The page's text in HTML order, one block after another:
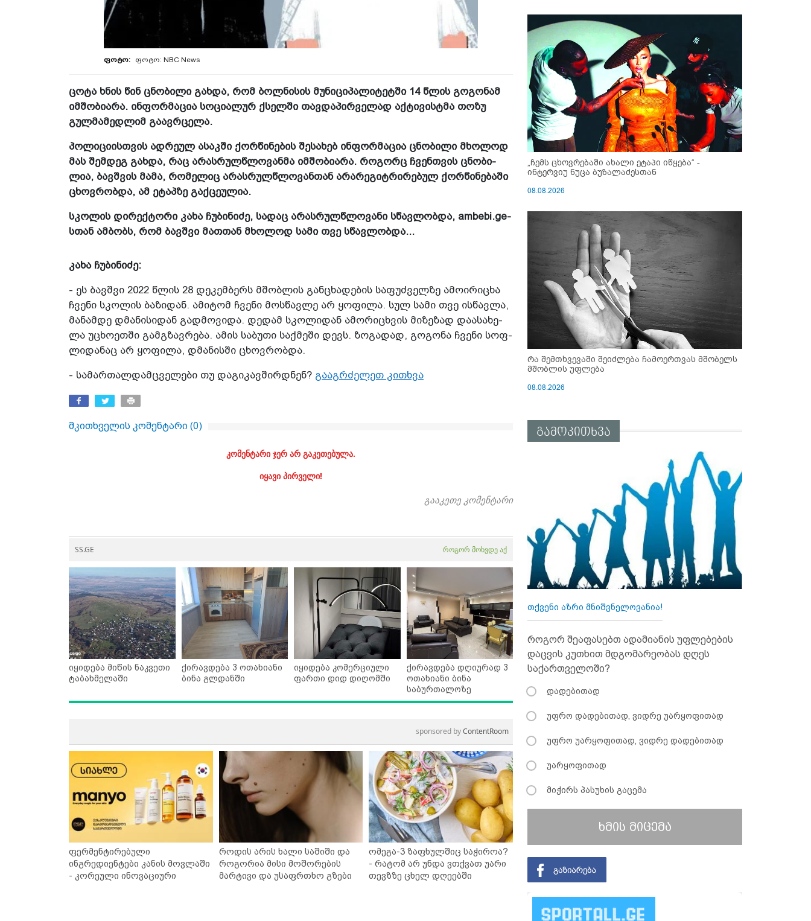
ფოტო: NBC News
ცოტა ხნის წინ ცნო­ბი­ლი გახ­და, რომ ბოლ­ნი­სის მუ­ნი­ცი­პა­ლი­ტეტ­ში 14 წლის გო­გო­ნამ
იმ­შო­ბი­ა­რა. ინ­ფორ­მა­ცია სო­ცი­ა­ლურ ქსელ­ში თავ­და­პირ­ვე­ლად აქ­ტი­ვის­ტმა თოზუ
გულ­მა­მედ­ლიმ გა­ავ­რცე­ლა.
პო­ლი­ცი­ის­თვის ად­რე­ულ ასაკ­ში ქორ­წი­ნე­ბის შე­სა­ხებ ინ­ფორ­მა­ცია ცნო­ბი­ლი მხო­ლოდ
მას შემ­დეგ გახ­და, რაც არას­რულ­წლო­ვან­მა იმ­შო­ბი­ა­რა. რო­გორც ჩვენ­თვის ცნო­ბი­
ლია, ბავ­შვის მამა, რო­მე­ლიც არას­რულ­წლო­ვან­თან არა­რე­გიტ­რი­რე­ბულ ქორ­წი­ნე­ბა­ში
ცხოვ­რობ­და, ამ ეტაპ­ზე გაქ­ცე­უ­ლია.
სკო­ლის დი­რექ­ტო­რი კახა ჩუ­ბი­ნი­ძე, სა­დაც არას­რულ­წლო­ვა­ნი სწავ­ლობ­და, ambebi.ge-
სთან ამ­ბობს, რომ ბავ­შვი მათ­თან მხო­ლოდ სამი თვე სწავ­ლობ­და...
კახა ჩუ­ბი­ნი­ძე:
- ეს ბავ­შვი 2022 წლის 28 დე­კემ­ბერს მშობ­ლის გან­ცხა­დე­ბის სა­ფუძ­ველ­ზე ამო­ი­რი­ცხა
ჩვე­ნი სკო­ლის ბა­ზი­დან. ამი­ტომ ჩვე­ნი მოს­წავ­ლე არ ყო­ფი­ლა. სულ სამი თვე ის­წავ­ლა,
მა­ნამ­დე დმა­ნი­სი­დან გად­მო­ვი­და. დე­დამ სკო­ლი­დან ამო­რი­ცხვის მი­ზე­ზად და­ა­სა­ხე­
ლა უცხო­ეთ­ში გამ­გზავ­რე­ბა. ამის სა­ბუ­თი საქ­მე­ში დევს. ზო­გა­დად, გო­გო­ნა ჩვე­ნი სოფ­
ლი­და­ნაც არ ყო­ფი­ლა, დმა­ნის­ში ცხოვ­რობ­და.
- სა­მარ­თალ­დამ­ცველე­ბი თუ და­გი­კავ­შირ­დნენ? გააგრძელეთ კითხვა
მკითხველის კომენტარი (0)
კომენტარი ჯერ არ გაკეთებულა.
იყავი პირველი!
გააკეთე კომენტარი
SS.GE როგორ მოხვდე აქ
იყიდება მიწის ნაკვეთი
ტაბახმელაში
ქირავდება 3 ოთახიანი
ბინა გლდანში
იყიდება კომერციული
ფართი დიდ დიღომში
ქირავდება დღიურად 3
ოთახიანი ბინა
საბურთალოზე
sponsored byContentRoom
ფერმენტირებული
ინგრედიენტები კანის მოვლაში
- კორეული ინოვაციური
როდის არის ხალი საშიში და
როგორია მისი მოშორების
მარტივი და უსაფრთხო გზები
ომეგა-3 ზაფხულშიც საჭიროა?
- რატომ არ უნდა ვთქვათ უარი
თევზზე ცხელ დღეებში
„ჩემს ცხოვრებაში ახალი ეტაპი იწყება“ -
ინტერვიუ ნუცა ბუზალაძესთან
08.08.2026
რა შემთხვევაში შეიძლება ჩამოერთვას მშობელს
მშობლის უფლება
08.08.2026
გამოკითხვა
თქვენი აზრი მნიშვნელოვანია!
როგორ შეაფასებთ ადამიანის უფლებების
დაცვის კუთხით მდგომარეობას დღეს
საქართველოში?
დადებითად
უფრო დადებითად, ვიდრე უარყოფითად
უფრო უარყოფითად, ვიდრე დადებითად
უარყოფითად
მიჭირს პასუხის გაცემა
ხმის მიცემა